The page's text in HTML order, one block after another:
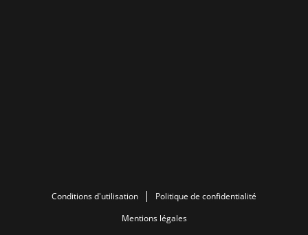
Conditions d'utilisation
Politique de confidentialité
Mentions légales